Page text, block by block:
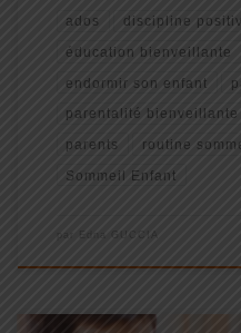
ados discipline
éducation bienveillante
endormir son enfant
parentalité bienveillante
parents routine
Sommeil Enfant
Edna GUCCIA